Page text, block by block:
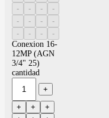
Conexion 16-
12MP (AGN
3/4" 25)
cantidad